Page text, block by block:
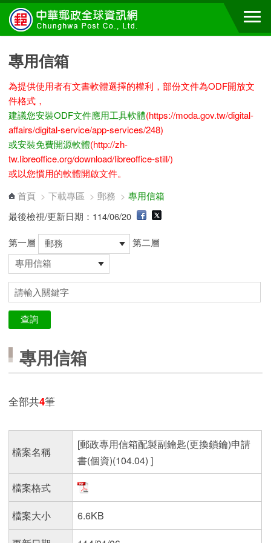
跳到主要內容區塊
專用信箱
為提供使用者有文書軟體選擇的權利，部份文件為ODF開放文
件格式，
建議您安裝ODF文件應用工具軟體(https://moda.gov.tw/digital-
affairs/digital-service/app-services/248)
或安裝免費開源軟體(http://zh-
tw.libreoffice.org/download/libreoffice-still/)
或以您慣用的軟體開啟文件。
首頁 >下載專區 >郵務 >專用信箱
最後檢視/更新日期：114/06/20
第一層 第二層
專用信箱
全部共4筆
檔案名稱
[郵政專用信箱配製副鑰匙(更換鎖鑰)申請
書(個資)(104.04) ]
檔案格式
檔案大小
6.6KB